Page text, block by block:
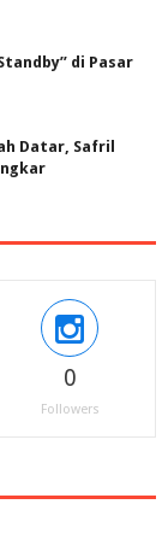
di Pasar
Datar, Safril
0
Followers